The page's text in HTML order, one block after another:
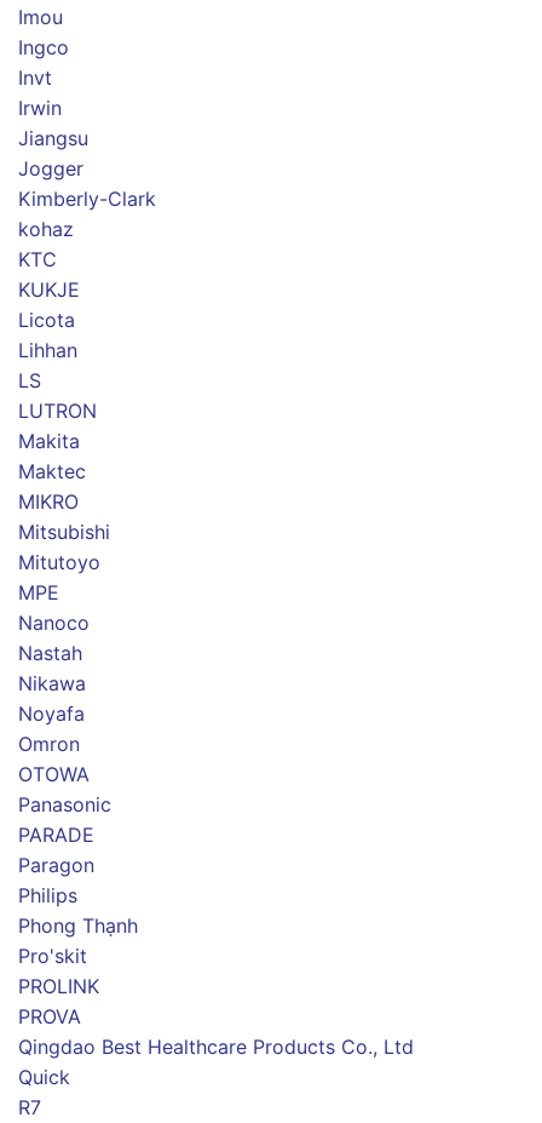
Imou
Ingco
Invt
Irwin
Jiangsu
Jogger
Kimberly-Clark
kohaz
KTC
KUKJE
Licota
Lihhan
LS
LUTRON
Makita
Maktec
MIKRO
Mitsubishi
Mitutoyo
MPE
Nanoco
Nastah
Nikawa
Noyafa
Omron
OTOWA
Panasonic
PARADE
Paragon
Philips
Phong Thạnh
Pro'skit
PROLINK
PROVA
Qingdao Best Healthcare Products Co., Ltd
Quick
R7